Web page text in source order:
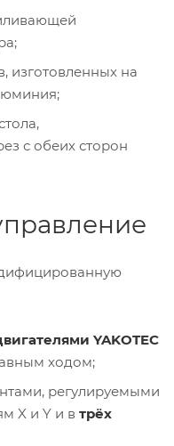
изготовленных на
с обеих сторон
YAKOTEC
ходом;
регулируемыми
X и Y и в трёх